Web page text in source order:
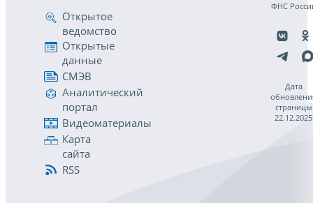
Открытое
ведомство
Открытые
данные
СМЭВ
Аналитический
портал
Видеоматериалы
Карта
сайта
RSS
ФНС
Дата
страницы
22.12.2025